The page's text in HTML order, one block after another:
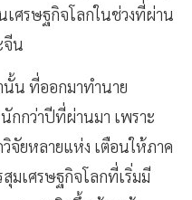
ศรษฐกิจโลกในช่วงที่ผ่าน
จีน
นั้น ที่ออกมาทำนาย
กกว่าปีที่ผ่านมา เพราะ
จัยหลายแห่ง เตือนให้ภาค
มเศรษฐกิจโลกที่เริ่มมี